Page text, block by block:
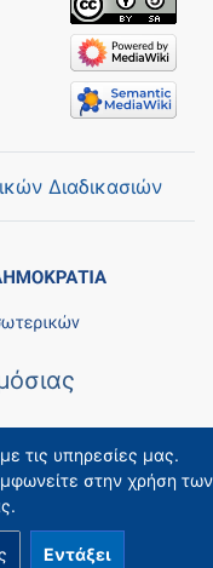
τις υπηρεσίες μας.
στην χρήση των
Εντάξει
Διαδικασιών